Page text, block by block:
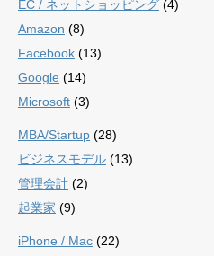
EC / ネットショッピング (4)
Amazon (8)
Facebook (13)
Google (14)
Microsoft (3)
MBA/Startup (28)
ビジネスモデル (13)
管理会計 (2)
起業家 (9)
iPhone / Mac (22)